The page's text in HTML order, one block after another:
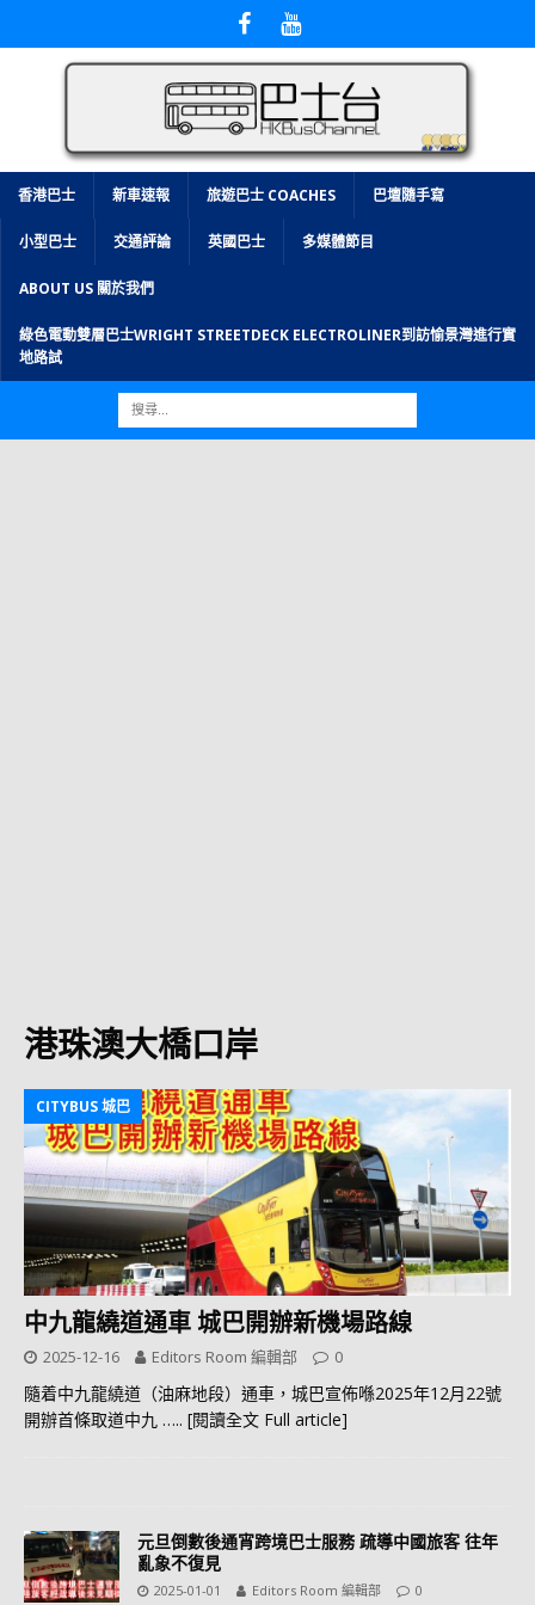
香港巴士 新車速報 旅遊巴士 COACHES 巴壇隨手寫
小型巴士 交通評論 英國巴士 多媒體節目
ABOUT US 關於我們
綠色電動雙層巴士WRIGHT STREETDECK ELECTROLINER到訪愉景灣進行實
地路試
港珠澳大橋口岸
CITYBUS 城巴
中九龍繞道通車 城巴開辦新機場路線
2025-12-16 Editors Room 編輯部 0
隨着中九龍繞道（油麻地段）通車，城巴宣佈喺2025年12月22號
開辦首條取道中九 ….. [閱讀全文 Full article]
元旦倒數後通宵跨境巴士服務 疏導中國旅客 往年
亂象不復見
2025-01-01 Editors Room 編輯部 0